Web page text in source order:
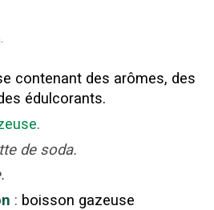
contenant des arômes, des
édulcorants.
.
de soda.
: boisson gazeuse